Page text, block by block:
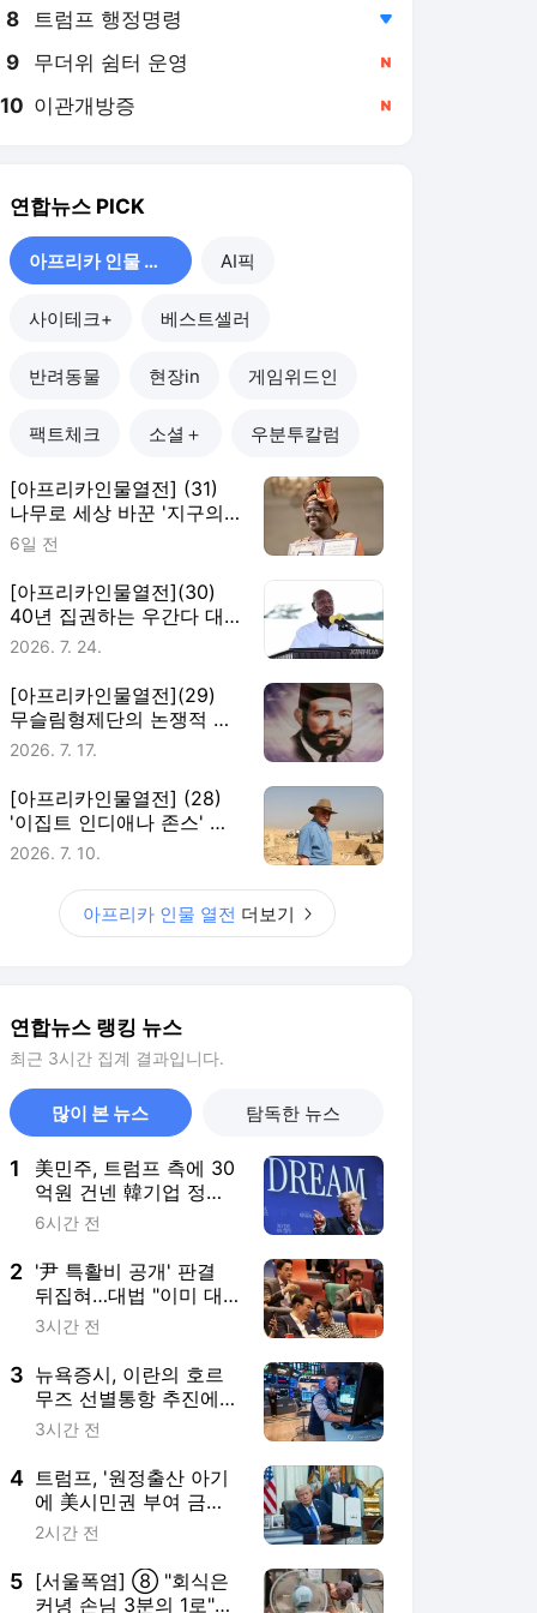
8 트럼프 행정명령
9 무더위 쉼터 운영
10 이관개방증
연합뉴스 PICK
아프리카 인물 열전 AI픽
사이테크+ 베스트셀러
반려동물 현장in 게임위드인
팩트체크 소셜＋ 우분투칼럼
[아프리카인물열전] (31)
나무로 세상 바꾼 '지구의
어머니' 왕가리 마타이
6일 전
[아프리카인물열전](30)
40년 집권하는 우간다 대
통령 무세베니
2026. 7. 24.
[아프리카인물열전](29)
무슬림형제단의 논쟁적 창
립자 알반나
2026. 7. 17.
[아프리카인물열전] (28)
'이집트 인디애나 존스' 자
히 하와스
2026. 7. 10.
아프리카 인물 열전 더보기
연합뉴스 랭킹 뉴스
최근 3시간 집계 결과입니다.
많이 본 뉴스 탐독한 뉴스
1
美민주, 트럼프 측에 30
억원 건넨 韓기업 정조
준…"잠재적 뇌물"
6시간 전
2 '尹 특활비 공개' 판결
뒤집혀…대법 "이미 대
통령기록관 이관"
3시간 전
3 뉴욕증시, 이란의 호르
무즈 선별통항 추진에
하락…다우 0.9%↓(종
3시간 전
4 트럼프, '원정출산 아기
에 美시민권 부여 금지'
행정명령 서명(종합)
2시간 전
5 [서울폭염] ⑧ "회식은
커녕 손님 3분의 1로"…